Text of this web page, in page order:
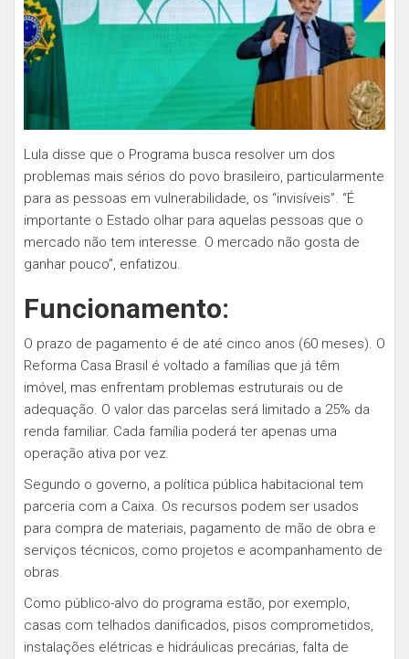
Lula disse que o Programa busca resolver um dos
problemas mais sérios do povo brasileiro, particularmente
para as pessoas em vulnerabilidade, os “invisíveis”. “É
importante o Estado olhar para aquelas pessoas que o
mercado não tem interesse. O mercado não gosta de
ganhar pouco”, enfatizou.
Funcionamento:
O prazo de pagamento é de até cinco anos (60 meses). O
Reforma Casa Brasil é voltado a famílias que já têm
imóvel, mas enfrentam problemas estruturais ou de
adequação. O valor das parcelas será limitado a 25% da
renda familiar. Cada família poderá ter apenas uma
operação ativa por vez.
Segundo o governo, a política pública habitacional tem
parceria com a Caixa. Os recursos podem ser usados
para compra de materiais, pagamento de mão de obra e
serviços técnicos, como projetos e acompanhamento de
obras.
Como público-alvo do programa estão, por exemplo,
casas com telhados danificados, pisos comprometidos,
instalações elétricas e hidráulicas precárias, falta de